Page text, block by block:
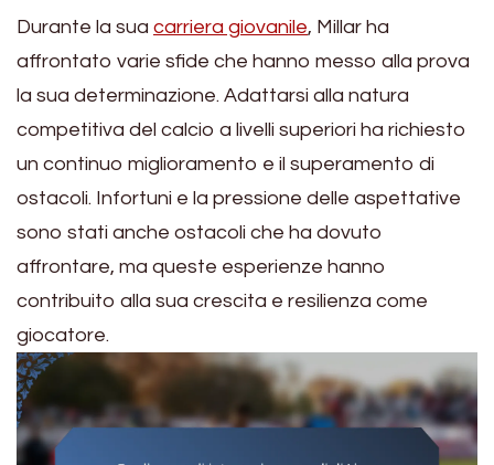
Durante la sua carriera giovanile, Millar ha
affrontato varie sfide che hanno messo alla prova
la sua determinazione. Adattarsi alla natura
competitiva del calcio a livelli superiori ha richiesto
un continuo miglioramento e il superamento di
ostacoli. Infortuni e la pressione delle aspettative
sono stati anche ostacoli che ha dovuto
affrontare, ma queste esperienze hanno
contribuito alla sua crescita e resilienza come
giocatore.